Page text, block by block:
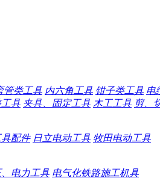
管类工具 内六角工具 钳子类工具 电
具 夹具、固定工具 木工工具 剪、
配件 日立电动工具 牧田电动工具
电力工具 电气化铁路施工机具